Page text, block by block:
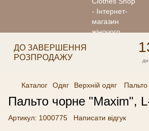
ДО ЗАВЕРШЕННЯ
РОЗПРОДАЖУ
дн.
Каталог Одяг Верхній одяг Пальто
Пальто чорне "Maxim",
Артикул: 1000775 Написати відгук